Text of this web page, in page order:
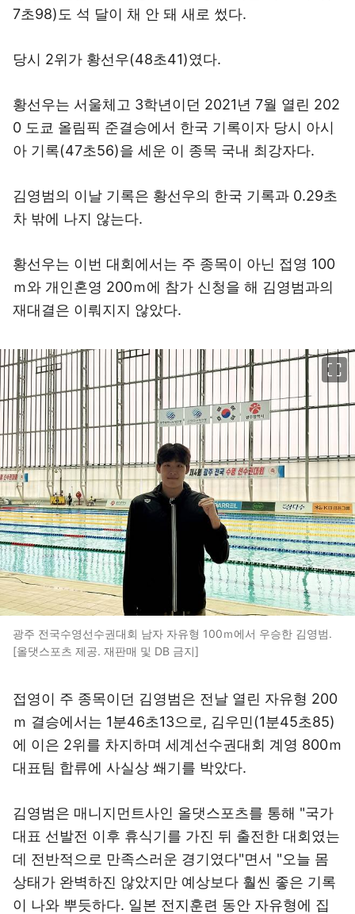
7초98)도 석 달이 채 안 돼 새로 썼다.
당시 2위가 황선우(48초41)였다.
황선우는 서울체고 3학년이던 2021년 7월 열린 202
0 도쿄 올림픽 준결승에서 한국 기록이자 당시 아시
아 기록(47초56)을 세운 이 종목 국내 최강자다.
김영범의 이날 기록은 황선우의 한국 기록과 0.29초
차 밖에 나지 않는다.
황선우는 이번 대회에서는 주 종목이 아닌 접영 100
ｍ와 개인혼영 200ｍ에 참가 신청을 해 김영범과의
재대결은 이뤄지지 않았다.
광주 전국수영선수권대회 남자 자유형 100ｍ에서 우승한 김영범.
[올댓스포츠 제공. 재판매 및 DB 금지]
접영이 주 종목이던 김영범은 전날 열린 자유형 200
ｍ 결승에서는 1분46초13으로, 김우민(1분45초85)
에 이은 2위를 차지하며 세계선수권대회 계영 800ｍ
대표팀 합류에 사실상 쐐기를 박았다.
김영범은 매니지먼트사인 올댓스포츠를 통해 "국가
대표 선발전 이후 휴식기를 가진 뒤 출전한 대회였는
데 전반적으로 만족스러운 경기였다"면서 "오늘 몸
상태가 완벽하진 않았지만 예상보다 훨씬 좋은 기록
이 나와 뿌듯하다. 일본 전지훈련 동안 자유형에 집